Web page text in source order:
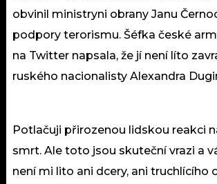
obvinil ministryni obrany Janu
podpory terorismu. Šéfka české
na Twitter napsala, že jí není líto
ruského nacionalisty Alexandra
Potlačuji přirozenou lidskou reakci
smrt. Ale toto jsou skuteční vrazi a
není mi lito ani dcery, ani truchlícího